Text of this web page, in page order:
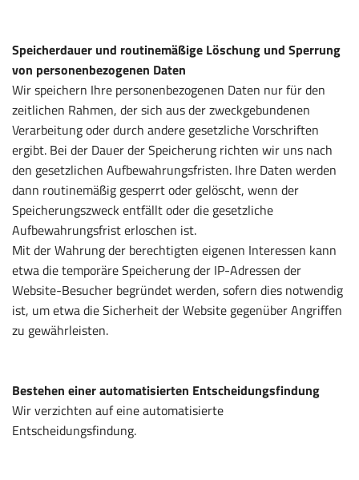
Speicherdauer und routinemäßige Löschung und Sperrung
von personenbezogenen Daten
Wir speichern Ihre personenbezogenen Daten nur für den
zeitlichen Rahmen, der sich aus der zweckgebundenen
Verarbeitung oder durch andere gesetzliche Vorschriften
ergibt. Bei der Dauer der Speicherung richten wir uns nach
den gesetzlichen Aufbewahrungsfristen. Ihre Daten werden
dann routinemäßig gesperrt oder gelöscht, wenn der
Speicherungszweck entfällt oder die gesetzliche
Aufbewahrungsfrist erloschen ist.
Mit der Wahrung der berechtigten eigenen Interessen kann
etwa die temporäre Speicherung der IP-Adressen der
Website-Besucher begründet werden, sofern dies notwendig
ist, um etwa die Sicherheit der Website gegenüber Angriffen
zu gewährleisten.
Bestehen einer automatisierten Entscheidungsfindung
Wir verzichten auf eine automatisierte
Entscheidungsfindung.